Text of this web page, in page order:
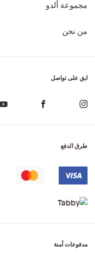
مجموعة ألدو
من نحن
ابق على تواصل
طرق الدفع
مدفوعات آمنة